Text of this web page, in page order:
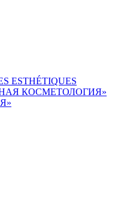
ESTHÉTIQUES
КОСМЕТОЛОГИЯ»